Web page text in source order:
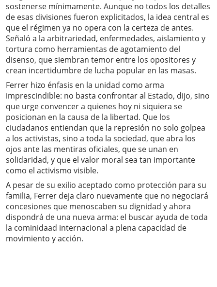
sostenerse mínimamente. Aunque no todos los detalles
de esas divisiones fueron explicitados, la idea central es
que el régimen ya no opera con la certeza de antes.
Señaló a la arbitrariedad, enfermedades, aislamiento y
tortura como herramientas de agotamiento del
disenso, que siembran temor entre los opositores y
crean incertidumbre de lucha popular en las masas.
Ferrer hizo énfasis en la unidad como arma
imprescindible: no basta confrontar al Estado, dijo, sino
que urge convencer a quienes hoy ni siquiera se
posicionan en la causa de la libertad. Que los
ciudadanos entiendan que la represión no solo golpea
a los activistas, sino a toda la sociedad, que abra los
ojos ante las mentiras oficiales, que se unan en
solidaridad, y que el valor moral sea tan importante
como el activismo visible.
A pesar de su exilio aceptado como protección para su
familia, Ferrer deja claro nuevamente que no negociará
concesiones que menoscaben su dignidad y ahora
dispondrá de una nueva arma: el buscar ayuda de toda
la cominidaad internacional a plena capacidad de
movimiento y acción.